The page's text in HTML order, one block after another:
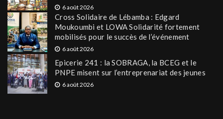
6 août 2026
Cross Solidaire de Lébamba : Edgard
Moukoumbi et LOWA Solidarité fortement
mobilisés pour le succès de l’événement
6 août 2026
Epicerie 241 : la SOBRAGA, la BCEG et le
PNPE misent sur l’entreprenariat des jeunes
6 août 2026